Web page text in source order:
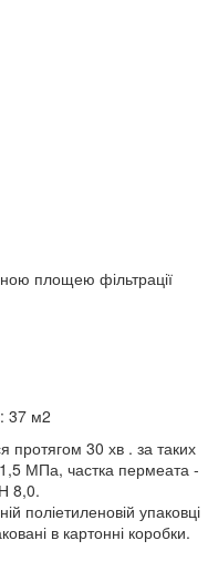
площею фільтрації
37 м2
протягом 30 хв . за таких
МПа, частка пермеата -
8,0.
поліетиленовій упаковці
в картонні коробки.